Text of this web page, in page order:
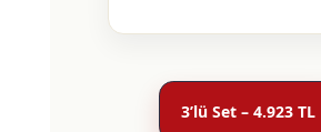
3’lü Set – 4.923 TL